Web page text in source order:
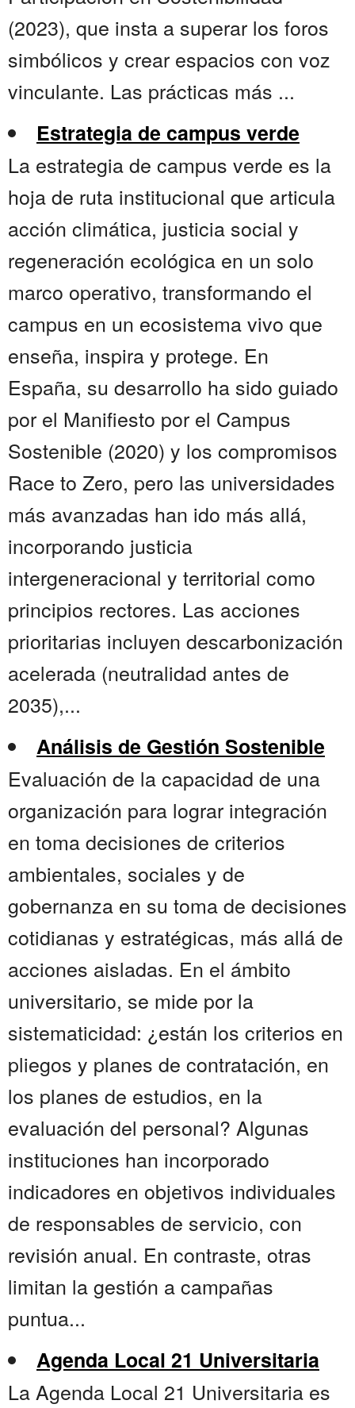
(2023), que insta a superar los foros
simbólicos y crear espacios con voz
vinculante. Las prácticas más ...
Estrategia de campus verde
La estrategia de campus verde es la
hoja de ruta institucional que articula
acción climática, justicia social y
regeneración ecológica en un solo
marco operativo, transformando el
campus en un ecosistema vivo que
enseña, inspira y protege. En
España, su desarrollo ha sido guiado
por el Manifiesto por el Campus
Sostenible (2020) y los compromisos
Race to Zero, pero las universidades
más avanzadas han ido más allá,
incorporando justicia
intergeneracional y territorial como
principios rectores. Las acciones
prioritarias incluyen descarbonización
acelerada (neutralidad antes de
2035),...
Análisis de Gestión Sostenible
Evaluación de la capacidad de una
organización para lograr integración
en toma decisiones de criterios
ambientales, sociales y de
gobernanza en su toma de decisiones
cotidianas y estratégicas, más allá de
acciones aisladas. En el ámbito
universitario, se mide por la
sistematicidad: ¿están los criterios en
pliegos y planes de contratación, en
los planes de estudios, en la
evaluación del personal? Algunas
instituciones han incorporado
indicadores en objetivos individuales
de responsables de servicio, con
revisión anual. En contraste, otras
limitan la gestión a campañas
puntua...
Agenda Local 21 Universitaria
La Agenda Local 21 Universitaria es